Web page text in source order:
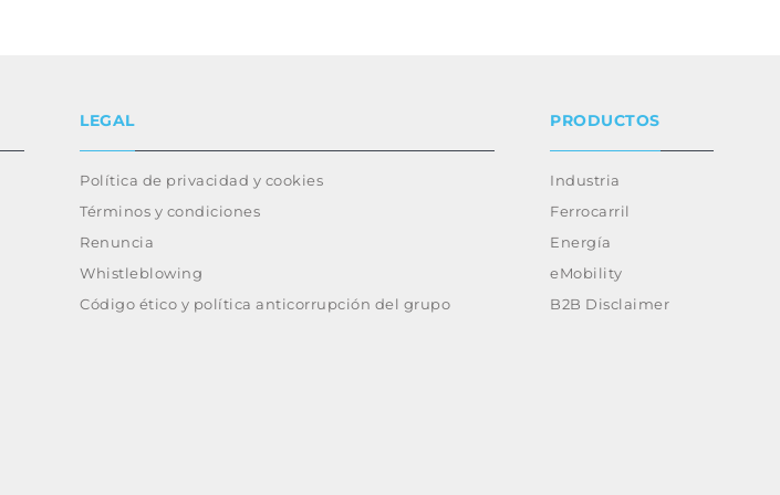
LEGAL
Política de privacidad y cookies
Términos y condiciones
Renuncia
Whistleblowing
Código ético y política anticorrupción del grupo
PRODUCTOS
Industria
Ferrocarril
Energía
eMobility
B2B Disclaimer